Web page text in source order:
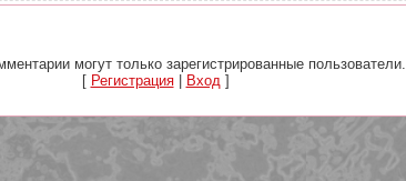
могут только зарегистрированные пользователи.
[ Регистрация| Вход]